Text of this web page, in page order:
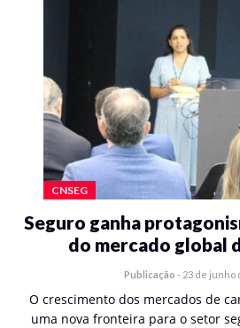
CNSEG
Seguro ganha
do mercado global
Publicação - 23 de junho
O crescimento dos mercados de
uma nova fronteira para o setor